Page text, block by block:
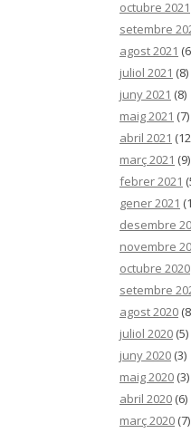
octubre 2021
setembre
agost 2021
juliol 2021 (8)
juny 2021 (8)
maig 2021 (7)
abril 2021
març 2021 (9)
febrer 2021
gener 2021
desembre
novembre
octubre 2020
setembre
agost 2020
juliol 2020 (5)
juny 2020 (3)
maig 2020 (3)
abril 2020 (6)
març 2020 (7)